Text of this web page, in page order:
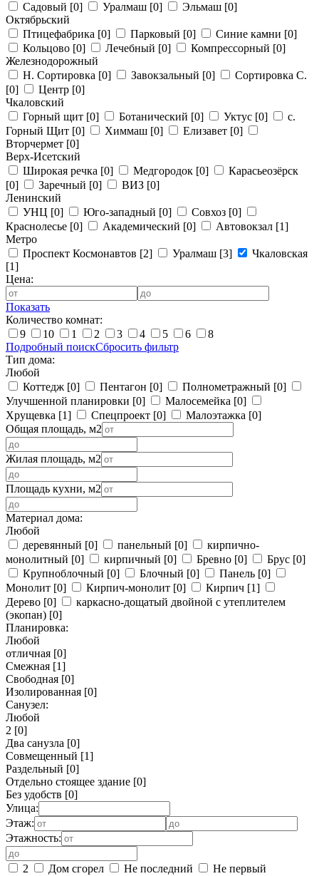
Садовый [0] Уралмаш [0] Эльмаш [0]
Октябрьский
Птицефабрика [0] Парковый [0] Синие камни [0]
Кольцово [0] Лечебный [0] Компрессорный [0]
Железнодорожный
Н. Сортировка [0] Завокзальный [0]
Сортировка С.
[0]
Центр [0]
Чкаловский
Горный щит [0] Ботанический [0] Уктус [0]
с.
Горный Щит [0] Химмаш [0] Елизавет [0]
Вторчермет [0]
Верх-Исетский
Широкая речка [0] Медгородок [0]
Карасьеозёрск
[0]
Заречный [0] ВИЗ [0]
Ленинский
УНЦ [0] Юго-западный [0] Совхоз [0]
Краснолесье [0] Академический [0] Автовокзал [1]
Метро
Проспект Космонавтов [2] Уралмаш [3]
Чкаловская
[1]
Цена:
Показать
Количество комнат:
9
10 1 2 3 4 5 6
8
Подробный поискСбросить фильтр
Тип дома:
Любой
Коттедж [0] Пентагон [0] Полнометражный [0]
Улучшенной планировки [0] Малосемейка [0]
Хрущевка [1] Спецпроект [0] Малоэтажка [0]
Общая площадь, м2
Жилая площадь, м2
Площадь кухни, м2
Материал дома:
Любой
деревянный [0] панельный [0]
кирпично-
монолитный [0] кирпичный [0] Бревно [0] Брус [0]
Крупноблочный [0] Блочный [0] Панель [0]
Монолит [0] Кирпич-монолит [0] Кирпич [1]
Дерево [0]
каркасно-дощатый двойной с утеплителем
(экопан) [0]
Планировка:
Любой
отличная [0]
Смежная [1]
Свободная [0]
Изолированная [0]
Санузел:
Любой
2 [0]
Два санузла [0]
Совмещенный [1]
Раздельный [0]
Отдельно стоящее здание [0]
Без удобств [0]
Улица:
Этаж:
Этажность:
2 Дом сгорел Не последний
Не первый